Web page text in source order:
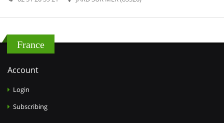
France
Account
Login
Subscribing